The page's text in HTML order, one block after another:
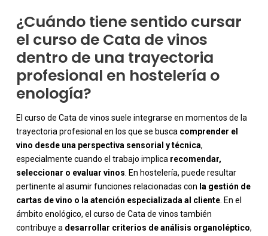
¿Cuándo tiene sentido cursar
el curso de Cata de vinos
dentro de una trayectoria
profesional en hostelería o
enología?
El curso de Cata de vinos suele integrarse en momentos de la
trayectoria profesional en los que se busca comprender el
vino desde una perspectiva sensorial y técnica,
especialmente cuando el trabajo implica recomendar,
seleccionar o evaluar vinos. En hostelería, puede resultar
pertinente al asumir funciones relacionadas con la gestión de
cartas de vino o la atención especializada al cliente. En el
ámbito enológico, el curso de Cata de vinos también
contribuye a desarrollar criterios de análisis organoléptico,